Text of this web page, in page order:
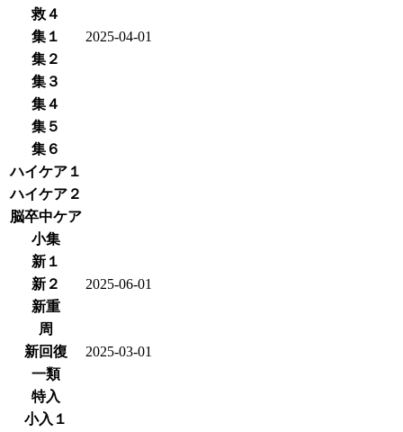
救４
集１
2025-04-01
集２
集３
集４
集５
集６
ハイケア１
ハイケア２
脳卒中ケア
小集
新１
新２
2025-06-01
新重
周
新回復
2025-03-01
一類
特入
小入１